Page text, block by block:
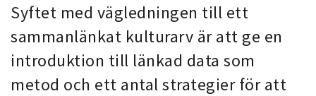
Syftet med vägledningen till ett
sammanlänkat kulturarv är att ge en
introduktion till länkad data som
metod och ett antal strategier för att